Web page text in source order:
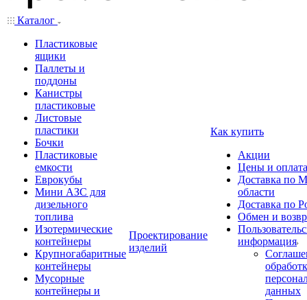
Каталог
Пластиковые
ящики
Паллеты и
поддоны
Канистры
пластиковые
Листовые
пластики
Бочки
Пластиковые
емкости
Еврокубы
Мини АЗС для
дизельного
топлива
Изотермические
контейнеры
Крупногабаритные
контейнеры
Мусорные
контейнеры и
Проектирование
изделий
Как купить
Акции
Цены и оплата
Доставка по
области
Доставка по
Обмен и
информация
данных